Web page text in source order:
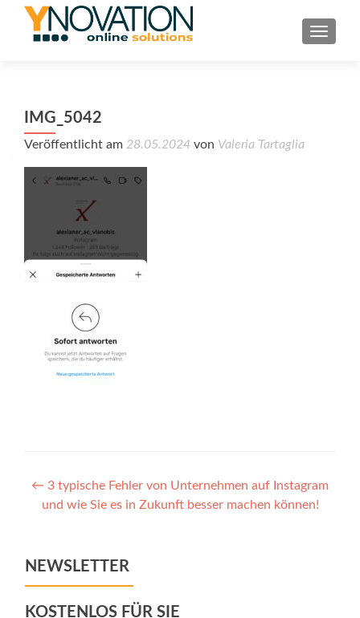
IMG_5042
Veröffentlicht am 28.05.2024 von Valeria Tartaglia
Post
navigation
← 3 typische Fehler von Unternehmen auf Instagram
und wie Sie es in Zukunft besser machen können!
NEWSLETTER
KOSTENLOS FÜR SIE